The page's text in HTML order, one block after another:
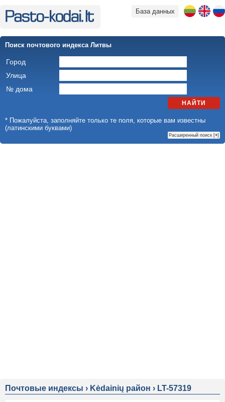
База данных
Поиск почтового индекса Литвы
Город
Улица
№ дома
НАЙТИ
* Пожалуйста, заполняйте только те поля, которые вам известны
(латинскими буквами)
Расширенный поиск [+]
Почтовые индексы › Kėdainių район › LT-57319